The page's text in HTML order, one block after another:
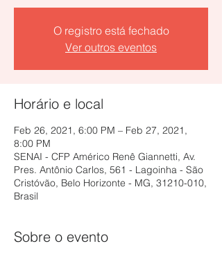
O registro está fechado
Ver outros eventos
Horário e local
Feb 26, 2021, 6:00 PM – Feb 27, 2021,
8:00 PM
SENAI - CFP Américo Renê Giannetti, Av.
Pres. Antônio Carlos, 561 - Lagoinha - São
Cristóvão, Belo Horizonte - MG, 31210-010,
Brasil
Sobre o evento